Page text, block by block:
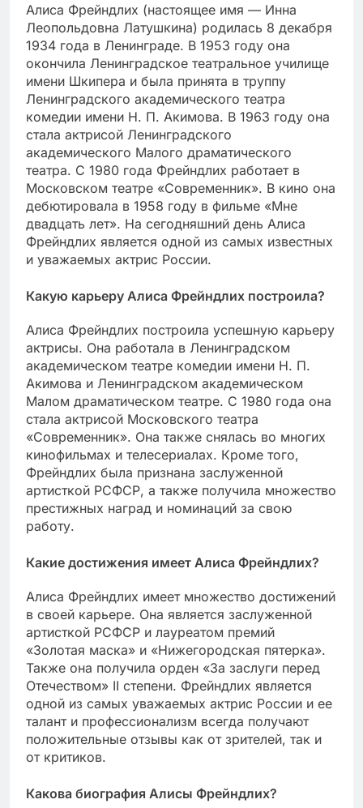
Алиса Фрейндлих (настоящее имя — Инна
Леопольдовна Латушкина) родилась 8 декабря
1934 года в Ленинграде. В 1953 году она
окончила Ленинградское театральное училище
имени Шкипера и была принята в труппу
Ленинградского академического театра
комедии имени Н. П. Акимова. В 1963 году она
стала актрисой Ленинградского
академического Малого драматического
театра. С 1980 года Фрейндлих работает в
Московском театре «Современник». В кино она
дебютировала в 1958 году в фильме «Мне
двадцать лет». На сегодняшний день Алиса
Фрейндлих является одной из самых известных
и уважаемых актрис России.
Какую карьеру Алиса Фрейндлих построила?
Алиса Фрейндлих построила успешную карьеру
актрисы. Она работала в Ленинградском
академическом театре комедии имени Н. П.
Акимова и Ленинградском академическом
Малом драматическом театре. С 1980 года она
стала актрисой Московского театра
«Современник». Она также снялась во многих
кинофильмах и телесериалах. Кроме того,
Фрейндлих была признана заслуженной
артисткой РСФСР, а также получила множество
престижных наград и номинаций за свою
работу.
Какие достижения имеет Алиса Фрейндлих?
Алиса Фрейндлих имеет множество достижений
в своей карьере. Она является заслуженной
артисткой РСФСР и лауреатом премий
«Золотая маска» и «Нижегородская пятерка».
Также она получила орден «За заслуги перед
Отечеством» II степени. Фрейндлих является
одной из самых уважаемых актрис России и ее
талант и профессионализм всегда получают
положительные отзывы как от зрителей, так и
от критиков.
Какова биография Алисы Фрейндлих?